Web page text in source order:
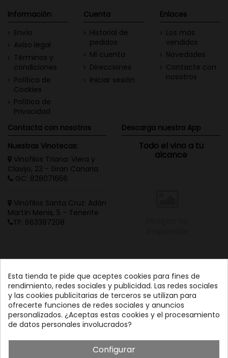
Información
Envío
Aviso legal
Términos y
condiciones
Política de
Cookies
Política de
Privacidad
Cuenta
Historial de
pedidos
Mi cuenta
Direcciones
Iniciar sesión
Enlaces
Los más
vendidos
Novedades
Contacte con
nosotros
Contacta con nosotros
Nuestras Vinotecas:
Vinofilos Triana: Viera y
Clavijo, 23 - Gran Canaria
GC: 828071656
Vinófilos Santa Cruz: Adán
Martín Menis, 5 - Tenerife
TF: 663387208
Descarga nuestra App
Todo el vino a tu
alcance
Esta tienda te pide que aceptes cookies para fines de
rendimiento, redes sociales y publicidad. Las redes sociales
y las cookies publicitarias de terceros se utilizan para
ofrecerte funciones de redes sociales y anuncios
personalizados. ¿Aceptas estas cookies y el procesamiento
de datos personales involucrados?
Configurar